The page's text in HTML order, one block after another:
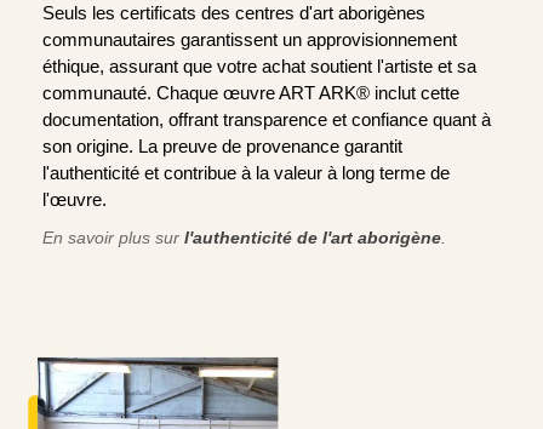
Seuls les certificats des centres d'art aborigènes
communautaires garantissent un approvisionnement
éthique, assurant que votre achat soutient l'artiste et sa
communauté. Chaque œuvre ART ARK® inclut cette
documentation, offrant transparence et confiance quant à
son origine. La preuve de provenance garantit
l'authenticité et contribue à la valeur à long terme de
l'œuvre.
En savoir plus sur l'authenticité de l'art aborigène